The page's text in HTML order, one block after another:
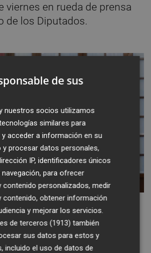
viernes en rueda de prensa
de los Diputados.
explicado que la institución
de 35.603 expedientes,
2022, que dieron lugar a
de sus
nuestros socios utilizamos
similares para
y acceder a información en su
y procesar datos personales,
IP, identificadores únicos
para ofrecer
contenido personalizados, medir
contenido, obtener información
y mejorar los servicios.
de terceros (1913) también
sus datos para estos y
incluido el uso de datos de